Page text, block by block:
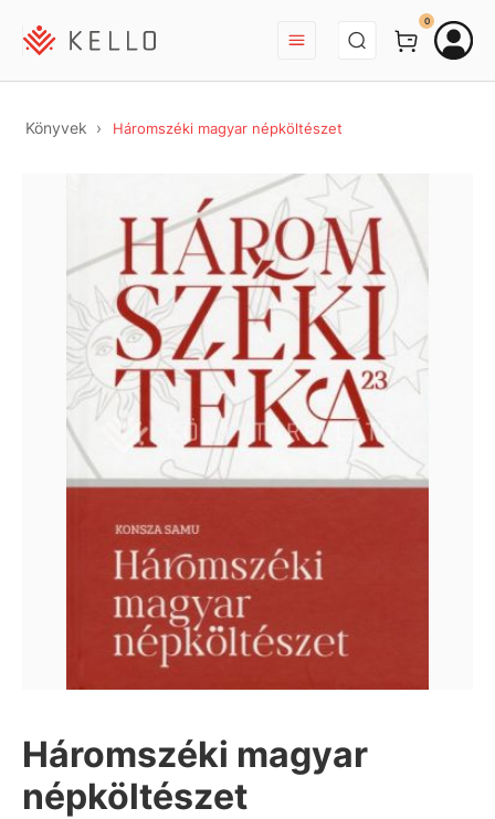
BEJELENTKEZÉS
0
Könyvek Háromszéki magyar népköltészet
Háromszéki magyar
népköltészet